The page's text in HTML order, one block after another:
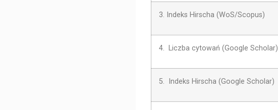
3. Indeks Hirscha (WoS/Scopus)
4. Liczba cytowań (Google Scholar)
5. Indeks Hirscha (Google Scholar)